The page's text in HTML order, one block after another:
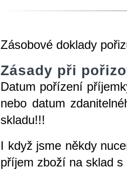
Zásobové doklady
Zásady při
Datum pořízení
nebo datum
skladu!!!
I když jsme někdy
příjem zboží na sklad